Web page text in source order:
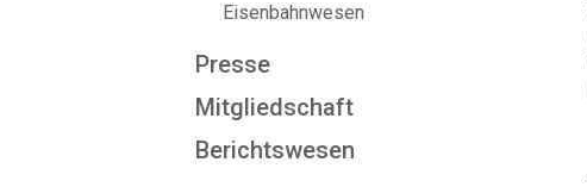
Eisenbahnwesen
Presse
Mitgliedschaft
Berichtswesen